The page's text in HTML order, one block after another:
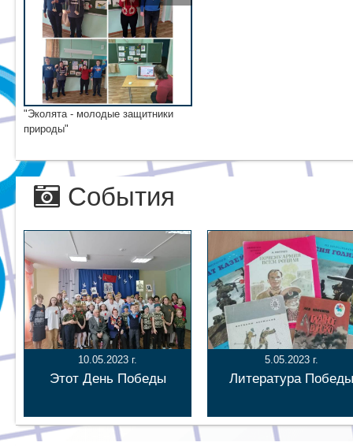
"Эколята - молодые защитники
природы"
События
10.05.2023 г.
Этот День Победы
5.05.2023 г.
Литература Победы